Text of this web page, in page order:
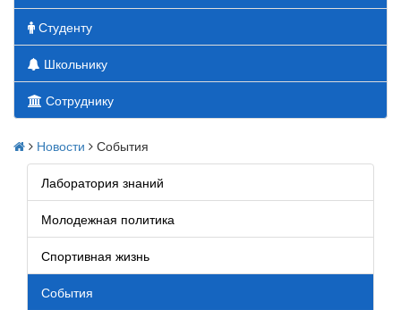
Студенту
Школьнику
Сотруднику
Новости События
Лаборатория знаний
Молодежная политика
Спортивная жизнь
События